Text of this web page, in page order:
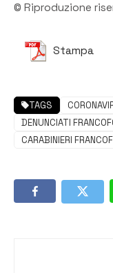
© Riproduzione
Stampa
TAGS
DENUNCIATI
CARABINIERI